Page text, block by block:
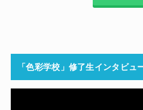
「色彩学校」修了生インタビュ